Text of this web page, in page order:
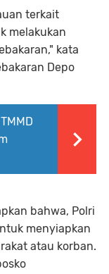
terkait
melakukan
kata
Depo
bahwa, Polri
menyiapkan
atau korban.